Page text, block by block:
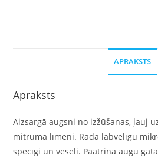
APRAKSTS
Apraksts
Aizsargā augsni no izžūšanas, ļauj
mitruma līmeni. Rada labvēlīgu
spēcīgi un veseli. Paātrina augu